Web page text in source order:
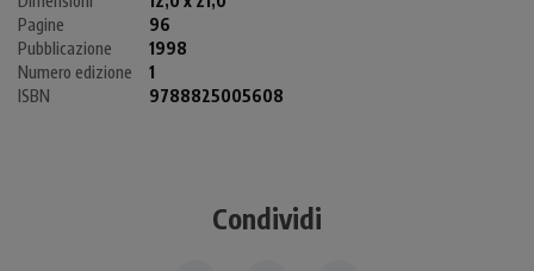
Pagine
96
Pubblicazione
1998
Numero edizione
1
ISBN
9788825005608
Condividi